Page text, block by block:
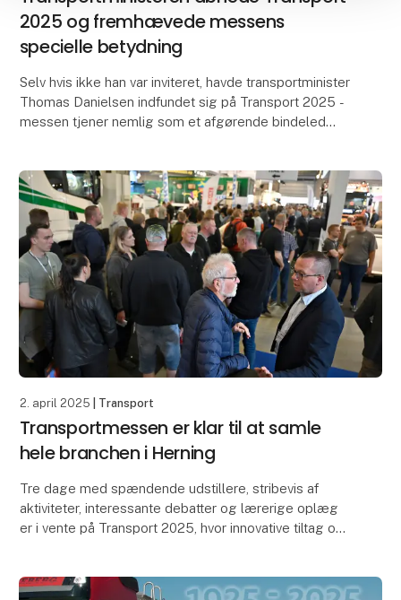
2025 og fremhævede messens
specielle betydning
Selv hvis ikke han var inviteret, havde transportminister
Thomas Danielsen indfundet sig på Transport 2025 -
messen tjener nemlig som et afgørende bindeled
2. april 2025 | Transport
Transportmessen er klar til at samle
hele branchen i Herning
Tre dage med spændende udstillere, stribevis af
aktiviteter, interessante debatter og lærerige oplæg
er i vente på Transport 2025, hvor innovative tiltag og